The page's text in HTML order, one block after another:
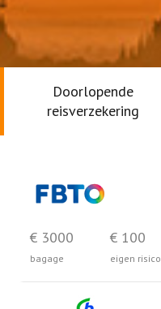
Doorlopende
reisverzekering
€ 3000
bagage
€ 100
eigen risico